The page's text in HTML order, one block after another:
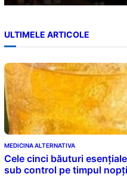
ULTIMELE ARTICOLE
MEDICINA ALTERNATIVA
Cele cinci băuturi
sub control pe timpul